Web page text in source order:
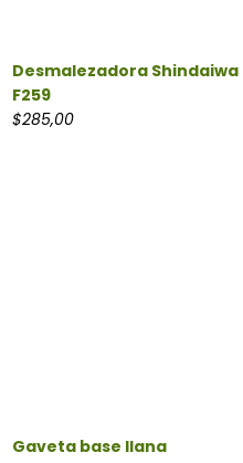
Desmalezadora Shindaiwa
F259
$285,00
Gaveta base llana